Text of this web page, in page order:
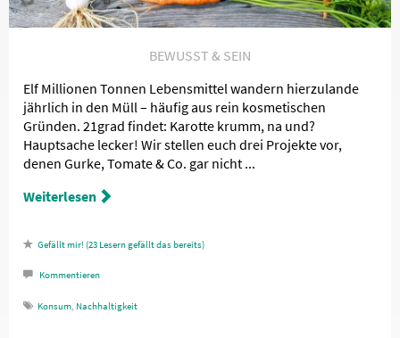
BEWUSST & SEIN
Elf Millionen Tonnen Lebensmittel wandern hierzulande
jährlich in den Müll – häufig aus rein kosmetischen
Gründen. 21grad findet: Karotte krumm, na und?
Hauptsache lecker! Wir stellen euch drei Projekte vor,
denen Gurke, Tomate & Co. gar nicht ...
Weiterlesen
23 Lesern gefällt das
Kommentieren
Konsum, Nachhaltigkeit